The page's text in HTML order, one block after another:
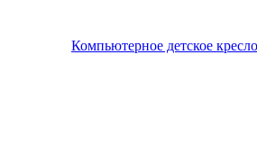
Компьютерное детское кресло